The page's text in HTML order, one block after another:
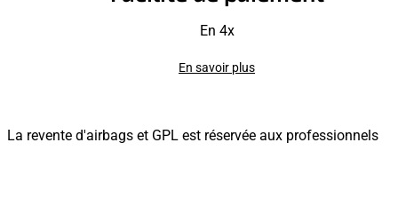
En 4x
En savoir plus
La revente d'airbags et GPL est réservée aux professionnels